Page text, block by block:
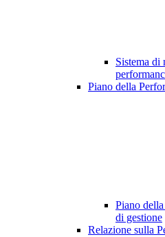
Sistema di
Piano della
Piano
di gestione
Relazione sulla